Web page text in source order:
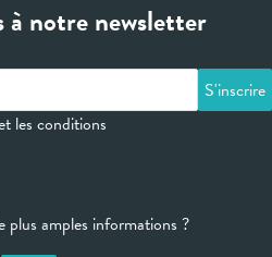
à notre newsletter
les conditions
plus amples informations ?